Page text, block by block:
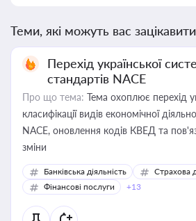
Теми, які можуть вас
Перехід української
стандартів NACE
Про що тема: Тема охоплює перехід
класифікації видів економічної
NACE, оновлення кодів КВЕД та
зміни
Банківська діяльність
Страхова
Фінансові послуги
+13